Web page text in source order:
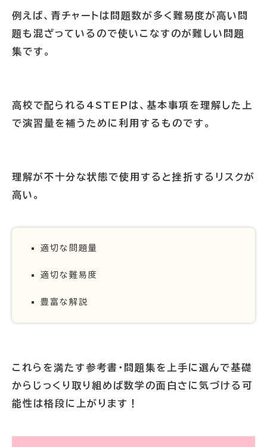
例えば、青チャートは問題数が多く難易度が高い問
題も混ざっているので使いこなすのが難しい問題
集です。
高校で配られる4STEPは、基本事項を理解した上
で演習量を補うために利用するものです。
理解が不十分な状態で使用すると挫折するリスクが
高い。
適切な問題量
適切な難易度
豊富な解説
これらを満たす参考書・問題集を上手に選んで基礎
からじっくり取り組めば数学の面白さに気づける可
能性は格段に上がります！